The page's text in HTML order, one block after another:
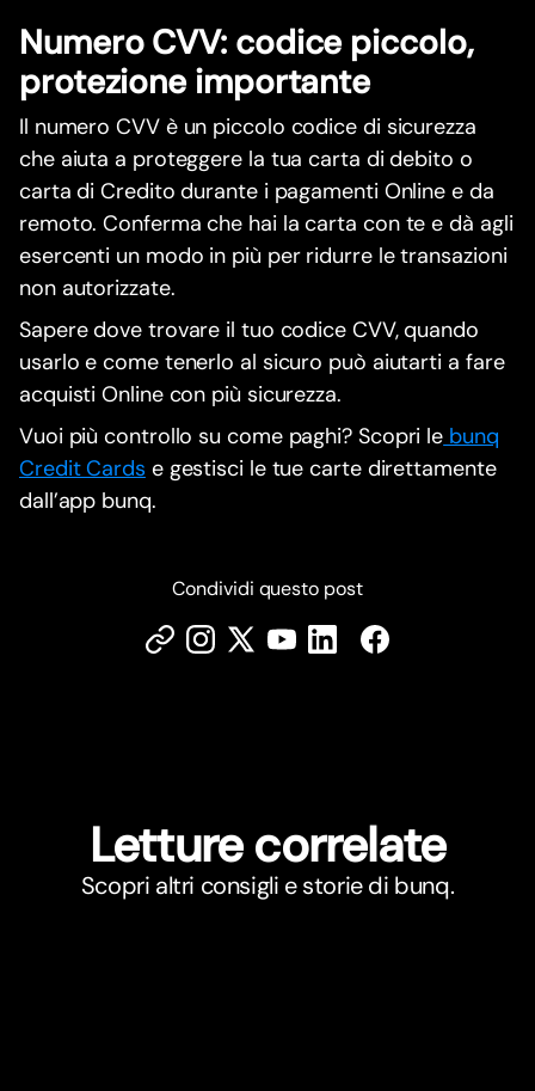
Numero CVV: codice piccolo,
protezione importante
Il numero CVV è un piccolo codice di sicurezza
che aiuta a proteggere la tua carta di debito o
carta di Credito durante i pagamenti Online e da
remoto. Conferma che hai la carta con te e dà agli
esercenti un modo in più per ridurre le transazioni
non autorizzate.
Sapere dove trovare il tuo codice CVV, quando
usarlo e come tenerlo al sicuro può aiutarti a fare
acquisti Online con più sicurezza.
Vuoi più controllo su come paghi? Scopri le bunq
Credit Cards e gestisci le tue carte direttamente
dall’app bunq.
Condividi questo post
Letture correlate
Scopri altri consigli e storie di bunq.